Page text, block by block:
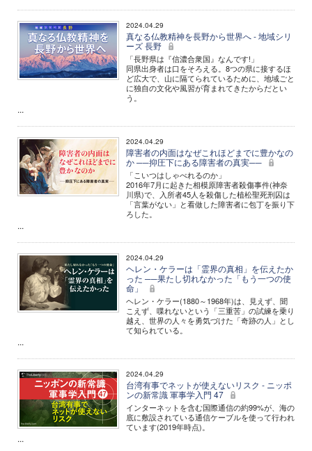
2024.04.29
真なる仏教精神を長野から世界へ - 地域シリ
ーズ 長野
「長野県は『信濃合衆国』なんです!」
同県出身者は口をそろえる。8つの県に接するほ
ど広大で、山に隔てられているために、地域ごと
に独自の文化や風習が育まれてきたからだとい
う。
...
2024.04.29
障害者の内面はなぜこれほどまでに豊かなの
か ──抑圧下にある障害者の真実──
「こいつはしゃべれるのか」
2016年7月に起きた相模原障害者殺傷事件(神奈
川県)で、入所者45人を殺傷した植松聖死刑囚は
「言葉がない」と看做した障害者に包丁を振り下
ろした。
...
2024.04.29
ヘレン・ケラーは「霊界の真相」を伝えたか
った ──果たし切れなかった「もう一つの使
命」
ヘレン・ケラー(1880～1968年)は、見えず、聞
こえず、喋れないという「三重苦」の試練を乗り
越え、世界の人々を勇気づけた「奇跡の人」とし
て知られている。
...
2024.04.29
台湾有事でネットが使えないリスク - ニッポ
ンの新常識 軍事学入門 47
インターネットを含む国際通信の約99%が、海の
底に敷設されている通信ケーブルを使って行われ
ています(2019年時点)。
...